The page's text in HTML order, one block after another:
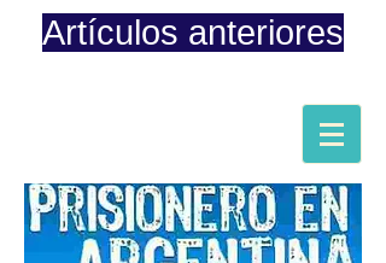
Artículos anteriores